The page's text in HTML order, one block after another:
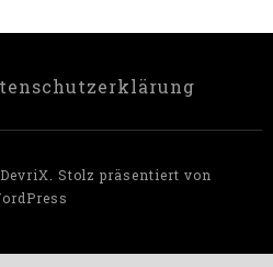
DevriX Stolz präsentiert von